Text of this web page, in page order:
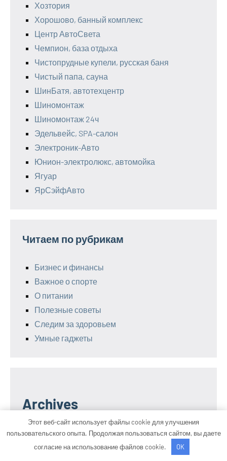
Хозтория
Хорошово, банный комплекс
Центр АвтоСвета
Чемпион, база отдыха
Чистопрудные купели, русская баня
Чистый папа, сауна
ШинБатя, автотехцентр
Шиномонтаж
Шиномонтаж 24ч
Эдельвейс, SPA-салон
Электроник-Авто
Юнион-электролюкс, автомойка
Ягуар
ЯрСэйфАвто
Читаем по рубрикам
Бизнес и финансы
Важное о спорте
О питании
Полезные советы
Следим за здоровьем
Умные гаджеты
Archives
Август 2026
Июль 2026
Этот веб-сайт использует файлы cookie для улучшения
пользовательского опыта. Продолжая пользоваться сайтом, вы даете
согласие на использование файлов cookie.
OK